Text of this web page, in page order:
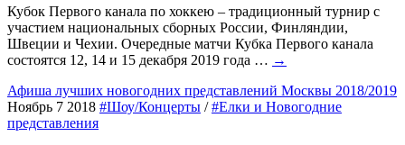
Кубок Первого канала по хоккею – традиционный турнир с
участием национальных сборных России, Финляндии,
Швеции и Чехии. Очередные матчи Кубка Первого канала
состоятся 12, 14 и 15 декабря 2019 года … →
Афиша лучших новогодних представлений Москвы 2018/2019
Ноябрь 7 2018 #Шоу/Концерты /#Елки и Новогодние
представления